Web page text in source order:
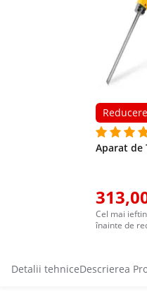
Reducere
Aparat de
Cel mai
înainte de
Detalii tehniceDescrierea